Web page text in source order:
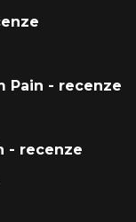
Pain - recenze
- recenze